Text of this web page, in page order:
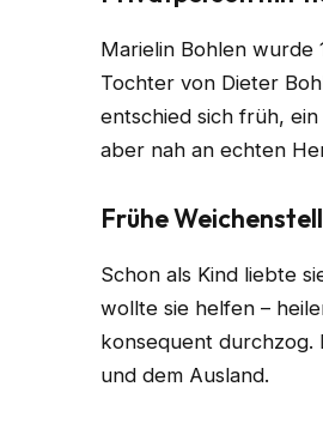
Marielin Bohlen wurde
Tochter von Dieter
entschied sich früh,
aber nah an echten
Frühe
Schon als Kind liebte
wollte sie helfen –
konsequent durchzog.
und dem Ausland.